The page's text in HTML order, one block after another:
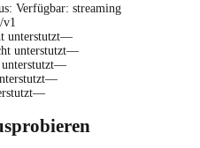
: Verfügbar: streaming
unterstutzt—
unterstutzt—
—
—
—